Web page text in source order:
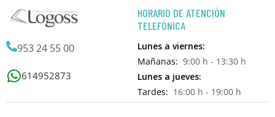
953 24 55 00
614952873
HORARIO DE ATENCIÓN
TELEFÓNICA
Lunes a viernes:
Mañanas: 9:00 h - 13:30 h
Lunes a jueves:
Tardes: 16:00 h - 19:00 h